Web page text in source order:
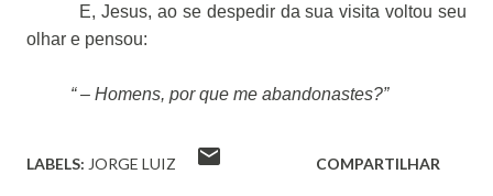
E, Jesus, ao se despedir da sua visita voltou seu
olhar e pensou:
“ – Homens, por que me abandonastes?”
LABELS: JORGE LUIZ COMPARTILHAR